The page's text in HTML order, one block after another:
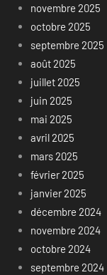
novembre 2025
octobre 2025
septembre 2025
août 2025
juillet 2025
juin 2025
mai 2025
avril 2025
mars 2025
février 2025
janvier 2025
décembre 2024
novembre 2024
octobre 2024
septembre 2024